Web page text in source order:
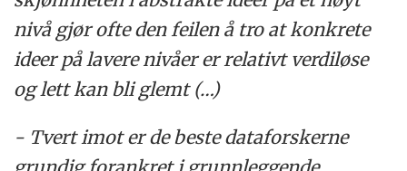
nivå gjør ofte den feilen å tro at konkrete
ideer på lavere nivåer er relativt verdiløse
og lett kan bli glemt (…)
- Tvert imot er de beste dataforskerne